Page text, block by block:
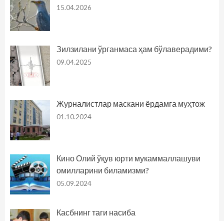
15.04.2026
Зилзилани ўрганмаса ҳам бўлаверадими?
09.04.2025
Журналистлар маскани ёрдамга муҳтож
01.10.2024
Кино Олий ўқув юрти мукаммаллашуви
омилларини биламизми?
05.09.2024
Касбнинг таги насиба